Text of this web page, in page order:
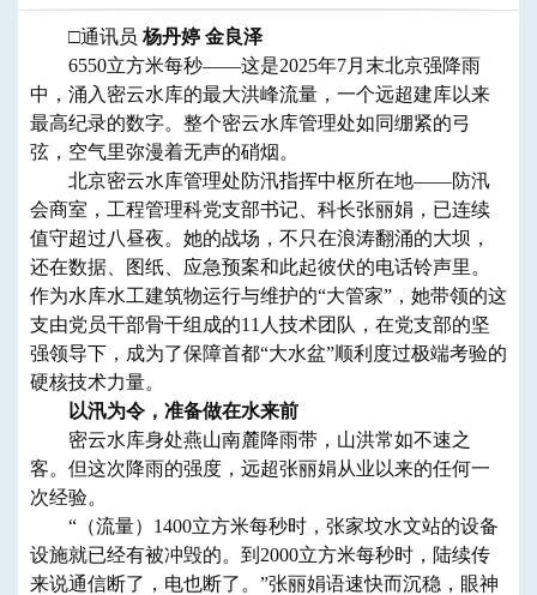
□通讯员 杨丹婷 金良泽
6550立方米每秒——这是2025年7月末北京强降雨
中，涌入密云水库的最大洪峰流量，一个远超建库以来
最高纪录的数字。整个密云水库管理处如同绷紧的弓
弦，空气里弥漫着无声的硝烟。
北京密云水库管理处防汛指挥中枢所在地——防汛
会商室，工程管理科党支部书记、科长张丽娟，已连续
值守超过八昼夜。她的战场，不只在浪涛翻涌的大坝，
还在数据、图纸、应急预案和此起彼伏的电话铃声里。
作为水库水工建筑物运行与维护的“大管家”，她带领的这
支由党员干部骨干组成的11人技术团队，在党支部的坚
强领导下，成为了保障首都“大水盆”顺利度过极端考验的
硬核技术力量。
以汛为令，准备做在水来前
密云水库身处燕山南麓降雨带，山洪常如不速之
客。但这次降雨的强度，远超张丽娟从业以来的任何一
次经验。
“（流量）1400立方米每秒时，张家坟水文站的设备
设施就已经有被冲毁的。到2000立方米每秒时，陆续传
来说通信断了，电也断了。”张丽娟语速快而沉稳，眼神